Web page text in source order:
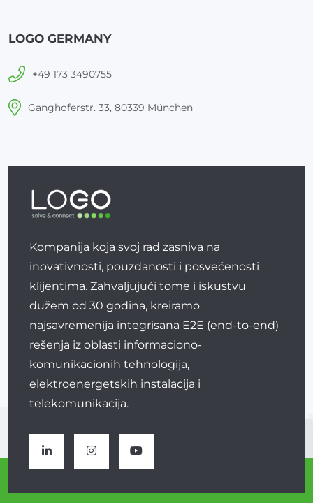
LOGO GERMANY
+49 173 3490755
Ganghoferstr. 33, 80339 München
Kompanija koja svoj rad zasniva na
inovativnosti, pouzdanosti i posvećenosti
klijentima. Zahvaljujući tome i iskustvu
dužem od 30 godina, kreiramo
najsavremenija integrisana E2E (end-to-end)
rešenja iz oblasti informaciono-
komunikacionih tehnologija,
elektroenergetskih instalacija i
telekomunikacija.